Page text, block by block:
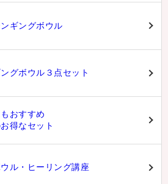
ギングボウル
グボウル３点セット
おすすめ
得なセット
ル・ヒーリング講座